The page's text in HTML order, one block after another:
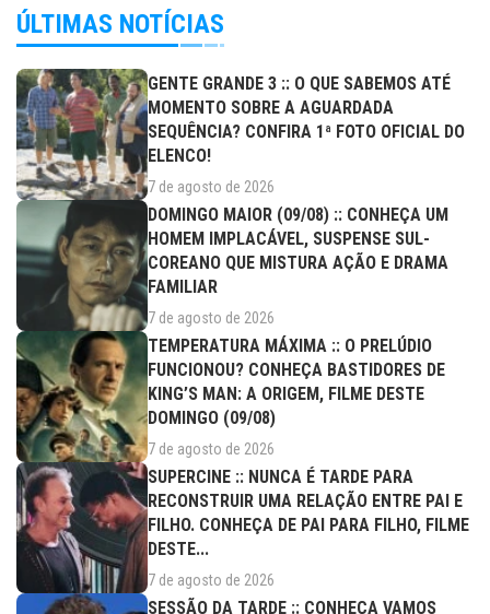
ÚLTIMAS NOTÍCIAS
GENTE GRANDE 3 :: O QUE SABEMOS ATÉ
MOMENTO SOBRE A AGUARDADA
SEQUÊNCIA? CONFIRA 1ª FOTO OFICIAL DO
ELENCO!
7 de agosto de 2026
DOMINGO MAIOR (09/08) :: CONHEÇA UM
HOMEM IMPLACÁVEL, SUSPENSE SUL-
COREANO QUE MISTURA AÇÃO E DRAMA
FAMILIAR
7 de agosto de 2026
TEMPERATURA MÁXIMA :: O PRELÚDIO
FUNCIONOU? CONHEÇA BASTIDORES DE
KING’S MAN: A ORIGEM, FILME DESTE
DOMINGO (09/08)
7 de agosto de 2026
SUPERCINE :: NUNCA É TARDE PARA
RECONSTRUIR UMA RELAÇÃO ENTRE PAI E
FILHO. CONHEÇA DE PAI PARA FILHO, FILME
DESTE...
7 de agosto de 2026
SESSÃO DA TARDE :: CONHEÇA VAMOS